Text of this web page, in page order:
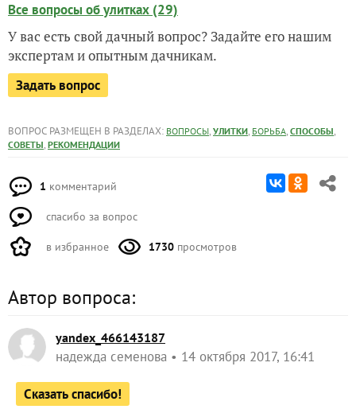
Все вопросы об улитках (29)
У вас есть свой дачный вопрос? Задайте его нашим
экспертам и опытным дачникам.
Задать вопрос
ВОПРОС РАЗМЕЩЕН В РАЗДЕЛАХ: ВОПРОСЫ, УЛИТКИ, БОРЬБА, СПОСОБЫ,
СОВЕТЫ, РЕКОМЕНДАЦИИ
1 комментарий
спасибо за вопрос
в избранное 1730 просмотров
Автор вопроса:
yandex_466143187
надежда семенова 14 октября 2017, 16:41
Сказать спасибо!